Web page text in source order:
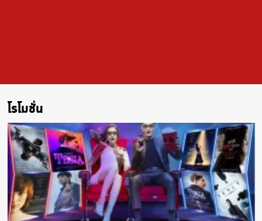
โรโมชั่น